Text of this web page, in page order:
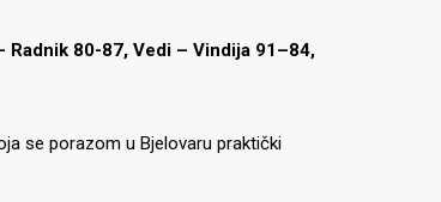
Radnik 80-87, Vedi – Vindija 91–84,
se porazom u Bjelovaru praktički